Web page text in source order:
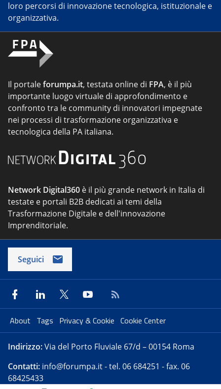
loro percorsi di innovazione tecnologica, istituzionale e
organizzativa.
Il portaleforumpa.it, testata online di FPA, è il più
importante luogo virtuale di approfondimento e
confronto tra le community di innovatori impegnate
nei processi di trasformazione organizzativa e
tecnologica della PA italiana.
Network Digital360 è il più grande network in Italia di
testate e portali B2B dedicati ai temi della
Trasformazione Digitale e dell'innovazione
Imprenditoriale.
Seguici
About Tags Privacy & Cookie Cookie Center
Indirizzo:Via del Porto Fluviale 67/d – 00154 Roma
Contatti: info@forumpa.it- tel. 06 684251 - fax. 06
68425433